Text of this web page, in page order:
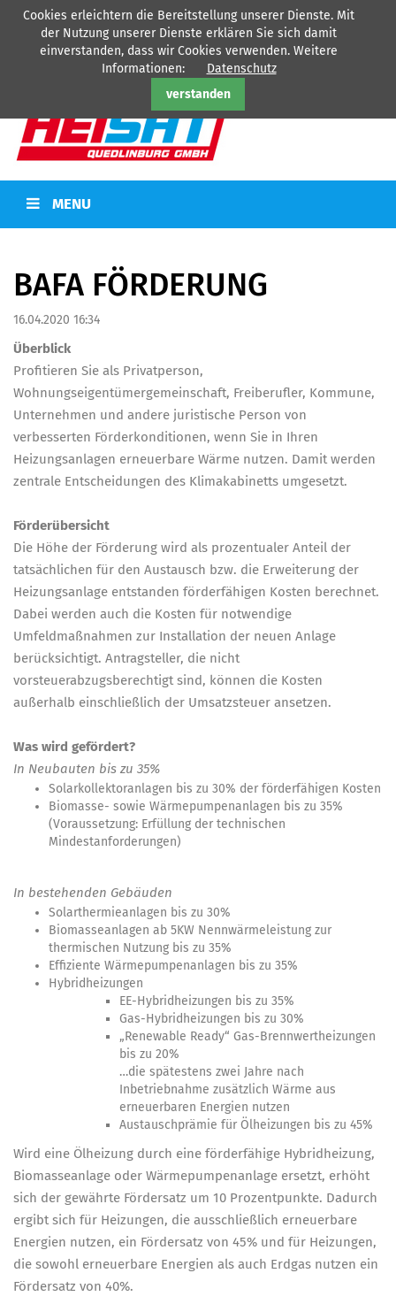
Cookies erleichtern die Bereitstellung unserer Dienste. Mit
der Nutzung unserer Dienste erklären Sie sich damit
einverstanden, dass wir Cookies verwenden. Weitere
Informationen:
Datenschutz
verstanden
HEISAT Quedlinburg GmbH - Ihr Partner fürHeizung-Sanitär
Kälte-
Tel: 03946/77360
MENU
BAFA FÖRDERUNG
16.04.2020 16:34
Überblick
Profitieren Sie als Privatperson,
Wohnungseigentümergemeinschaft, Freiberufler, Kommune,
Unternehmen und andere juristische Person von
verbesserten Förderkonditionen, wenn Sie in Ihren
Heizungsanlagen erneuerbare Wärme nutzen. Damit werden
zentrale Entscheidungen des Klimakabinetts umgesetzt.
Förderübersicht
Die Höhe der Förderung wird als prozentualer Anteil der
tatsächlichen für den Austausch bzw. die Erweiterung der
Heizungsanlage entstanden förderfähigen Kosten berechnet.
Dabei werden auch die Kosten für notwendige
Umfeldmaßnahmen zur Installation der neuen Anlage
berücksichtigt. Antragsteller, die nicht
vorsteuerabzugsberechtigt sind, können die Kosten
außerhalb einschließlich der Umsatzsteuer ansetzen.
Was wird gefördert?
In Neubauten bis zu 35%
Solarkollektoranlagen bis zu 30% der förderfähigen Kosten
Biomasse- sowie Wärmepumpenanlagen bis zu 35%
(Voraussetzung: Erfüllung der technischen
Mindestanforderungen)
In bestehenden Gebäuden
Solarthermieanlagen bis zu 30%
Biomasseanlagen ab 5KW Nennwärmeleistung zur
thermischen Nutzung bis zu 35%
Effiziente Wärmepumpenanlagen bis zu 35%
Hybridheizungen
EE-Hybridheizungen bis zu 35%
Gas-Hybridheizungen bis zu 30%
„Renewable Ready“ Gas-Brennwertheizungen
bis zu 20%
…die spätestens zwei Jahre nach
Inbetriebnahme zusätzlich Wärme aus
erneuerbaren Energien nutzen
Austauschprämie für Ölheizungen bis zu 45%
Wird eine Ölheizung durch eine förderfähige Hybridheizung,
Biomasseanlage oder Wärmepumpenanlage ersetzt, erhöht
sich der gewährte Fördersatz um 10 Prozentpunkte. Dadurch
ergibt sich für Heizungen, die ausschließlich erneuerbare
Energien nutzen, ein Fördersatz von 45% und für Heizungen,
die sowohl erneuerbare Energien als auch Erdgas nutzen ein
Fördersatz von 40%.